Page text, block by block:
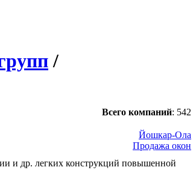
/
Всего компаний: 542
Йошкар-Ола
Продажа окон
и др. легких конструкций повышенной